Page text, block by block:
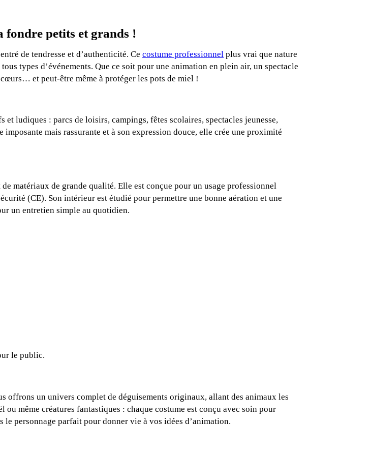
fondre petits et grands !
de tendresse et d’authenticité. Ce costume professionnel plus vrai que nature
types d’événements. Que ce soit pour une animation en plein air, un spectacle
et peut-être même à protéger les pots de miel !
ludiques : parcs de loisirs, campings, fêtes scolaires, spectacles jeunesse,
mais rassurante et à son expression douce, elle crée une proximité
matériaux de grande qualité. Elle est conçue pour un usage professionnel
(CE). Son intérieur est étudié pour permettre une bonne aération et une
un entretien simple au quotidien.
le public.
offrons un univers complet de déguisements originaux, allant des animaux les
même créatures fantastiques : chaque costume est conçu avec soin pour
personnage parfait pour donner vie à vos idées d’animation.